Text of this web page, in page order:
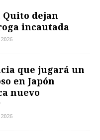
Quito dejan
incautada
que jugará un
en Japón
nuevo